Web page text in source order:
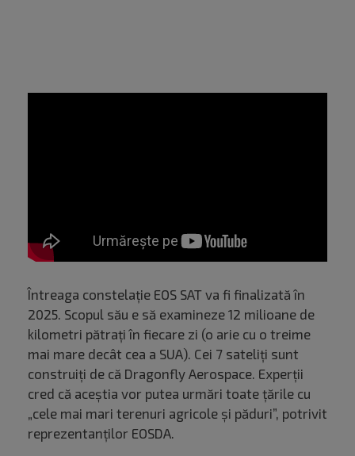
Întreaga constelație EOS SAT va fi finalizată în
2025. Scopul său e să examineze 12 milioane de
kilometri pătrați în fiecare zi (o arie cu o treime
mai mare decât cea a SUA). Cei 7 sateliți sunt
construiți de că Dragonfly Aerospace. Experții
cred că aceștia vor putea urmări toate țările cu
„cele mai mari terenuri agricole și păduri”, potrivit
reprezentanților EOSDA.